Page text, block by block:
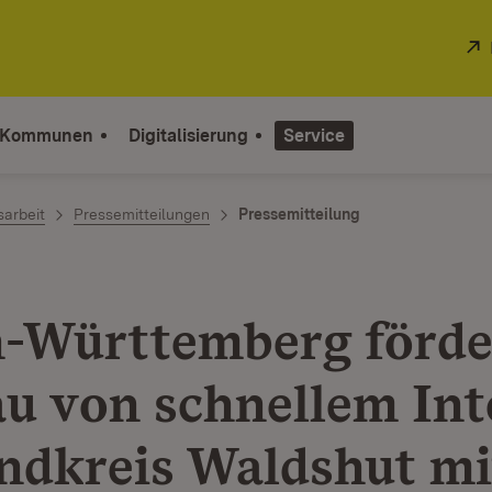
Digitalisierung Service
Pressemitteilungen Pressemitteilung
Württemberg
von schnellem
Waldshut